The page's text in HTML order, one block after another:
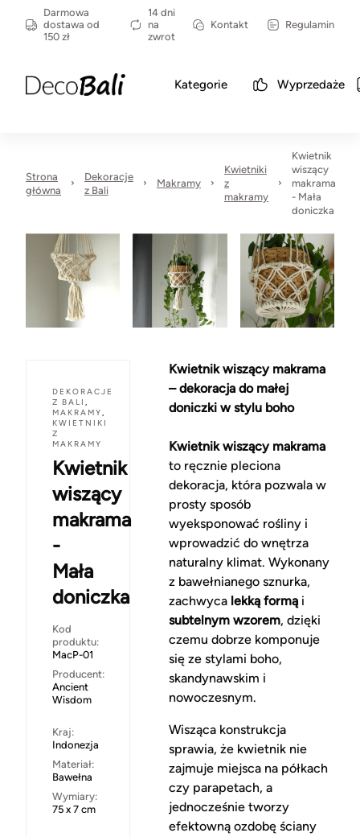
Darmowa
dostawa od
150 zł
14 dni
na
zwrot
Kontakt Regulamin
Kategorie Wyprzedaże
Strona
główna
Dekoracje
z Bali
Makramy
Kwietniki
z
makramy
Kwietnik
wiszący
makrama
- Mała
doniczka
DEKORACJE
Z BALI ,
MAKRAMY,
KWIETNIKI
Z
MAKRAMY
Kwietnik
wiszący
makrama
-
Mała
doniczka
Kod
produktu:
MacP-01
Producent:
Ancient
Wisdom
Kraj:
Indonezja
Materiał:
Bawełna
Wymiary:
75 x 7 cm
Kwietnik wiszący makrama
– dekoracja do małej
doniczki w stylu boho
Kwietnik wiszący makrama
to ręcznie pleciona
dekoracja, która pozwala w
prosty sposób
wyeksponować rośliny i
wprowadzić do wnętrza
naturalny klimat. Wykonany
z bawełnianego sznurka,
zachwyca lekką formąi
subtelnym wzorem, dzięki
czemu dobrze komponuje
się ze stylami boho,
skandynawskim i
nowoczesnym.
Wisząca konstrukcja
sprawia, że kwietnik nie
zajmuje miejsca na półkach
czy parapetach, a
jednocześnie tworzy
efektowną ozdobę ściany